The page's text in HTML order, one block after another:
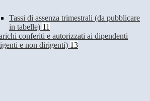
Tassi di assenza trimestrali (da pubblicare
in tabelle) 11
conferiti e autorizzati ai dipendenti
e non dirigenti) 13